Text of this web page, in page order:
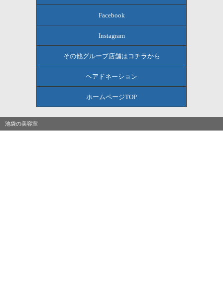
Facebook
Instagram
その他グループ店舗はコチラから
ヘアドネーション
ホームページTOP
池袋の美容室